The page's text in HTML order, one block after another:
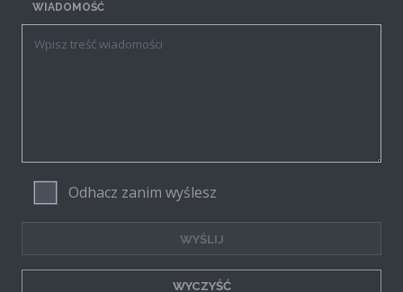
WIADOMOŚĆ
Odhacz zanim wyślesz